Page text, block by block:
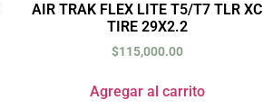
AIR TRAK FLEX LITE T5/T7 TLR XC
TIRE 29X2.2
$115,000.00
Agregar al carrito